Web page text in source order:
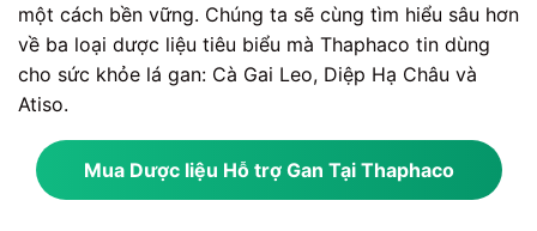
một cách bền vững. Chúng ta sẽ cùng tìm hiểu sâu hơn
về ba loại dược liệu tiêu biểu mà Thaphaco tin dùng
cho sức khỏe lá gan: Cà Gai Leo, Diệp Hạ Châu và
Atiso.
Mua Dược liệu Hỗ trợ Gan Tại Thaphaco